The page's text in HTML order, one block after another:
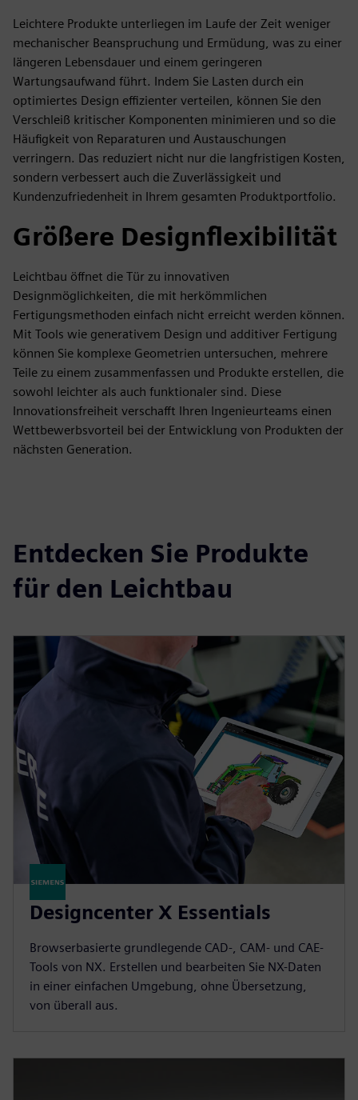
Leichtere Produkte unterliegen im Laufe der Zeit weniger
mechanischer Beanspruchung und Ermüdung, was zu einer
längeren Lebensdauer und einem geringeren
Wartungsaufwand führt. Indem Sie Lasten durch ein
optimiertes Design effizienter verteilen, können Sie den
Verschleiß kritischer Komponenten minimieren und so die
Häufigkeit von Reparaturen und Austauschungen
verringern. Das reduziert nicht nur die langfristigen Kosten,
sondern verbessert auch die Zuverlässigkeit und
Kundenzufriedenheit in Ihrem gesamten Produktportfolio.
Größere Designflexibilität
Leichtbau öffnet die Tür zu innovativen
Designmöglichkeiten, die mit herkömmlichen
Fertigungsmethoden einfach nicht erreicht werden können.
Mit Tools wie generativem Design und additiver Fertigung
können Sie komplexe Geometrien untersuchen, mehrere
Teile zu einem zusammenfassen und Produkte erstellen, die
sowohl leichter als auch funktionaler sind. Diese
Innovationsfreiheit verschafft Ihren Ingenieurteams einen
Wettbewerbsvorteil bei der Entwicklung von Produkten der
nächsten Generation.
Entdecken Sie Produkte
für den Leichtbau
Designcenter X Essentials
Browserbasierte grundlegende CAD-, CAM- und CAE-
Tools von NX. Erstellen und bearbeiten Sie NX-Daten
in einer einfachen Umgebung, ohne Übersetzung,
von überall aus.